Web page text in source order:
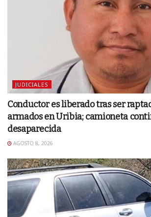
JUDICIALES
Conductor es liberado tras ser
armados en Uribia; camioneta
desaparecida
AGOSTO 8, 2026